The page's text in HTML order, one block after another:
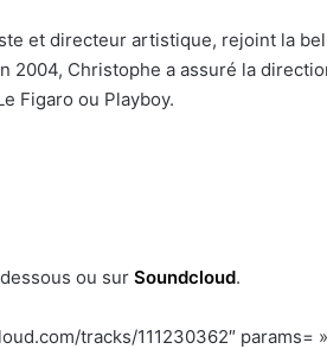
et directeur artistique, rejoint la
2004, Christophe a assuré la
Figaro ou Playboy.
ou sur Soundcloud.
tracks/111230362″ params=